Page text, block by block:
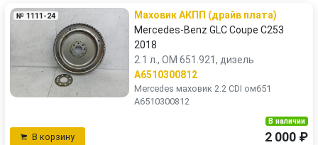
№ 1111-24
Маховик АКПП (драйв плата)
Mercedes-Benz GLC Coupe C253
2018
2.1 л., OM 651.921, дизель
A6510300812
Mercedes маховик 2.2 CDI ом651
A6510300812
В корзину
В наличии
2 000 ₽